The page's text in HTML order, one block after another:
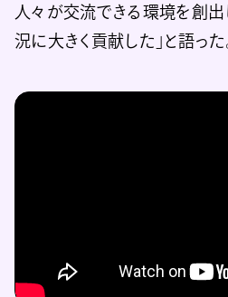
人々が交流できる環境を創出
況に大きく貢献した」と語った